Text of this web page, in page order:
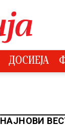
ДОСИЕЈА
НАЈНОВИ